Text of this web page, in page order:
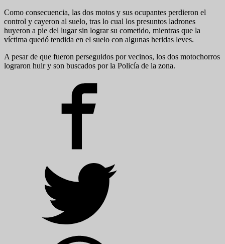
Como consecuencia, las dos motos y sus ocupantes perdieron el
control y cayeron al suelo, tras lo cual los presuntos ladrones
huyeron a pie del lugar sin lograr su cometido, mientras que la
víctima quedó tendida en el suelo con algunas heridas leves.
A pesar de que fueron perseguidos por vecinos, los dos motochorros
lograron huir y son buscados por la Policía de la zona.